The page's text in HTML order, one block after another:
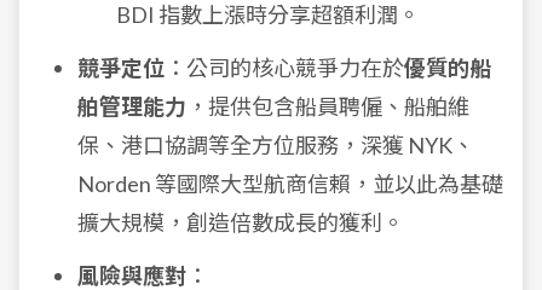
BDI 指數上漲時分享超額利潤。
競爭定位 ：公司的核心競爭力在於優質的船
舶管理能力 ，提供包含船員聘僱、船舶維
保、港口協調等全方位服務，深獲 NYK、
Norden 等國際大型航商信賴，並以此為基礎
擴大規模，創造倍數成長的獲利。
風險與應對 ：